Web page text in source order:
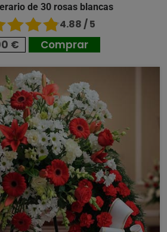
de 30 rosas blancas
4.88 / 5
€ Comprar